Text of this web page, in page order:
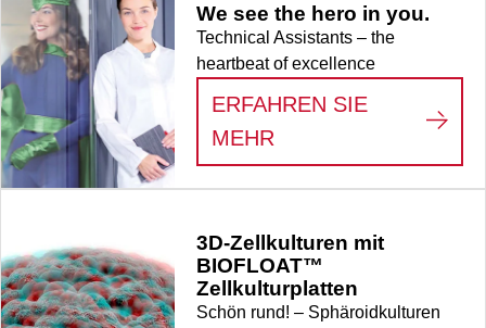
We see the hero in you.
Technical Assistants – the
heartbeat of excellence
ERFAHREN SIE
MEHR
WE SEE THE
3D-Zellkulturen mit
BIOFLOAT™
Zellkulturplatten
Schön rund! – Sphäroidkulturen